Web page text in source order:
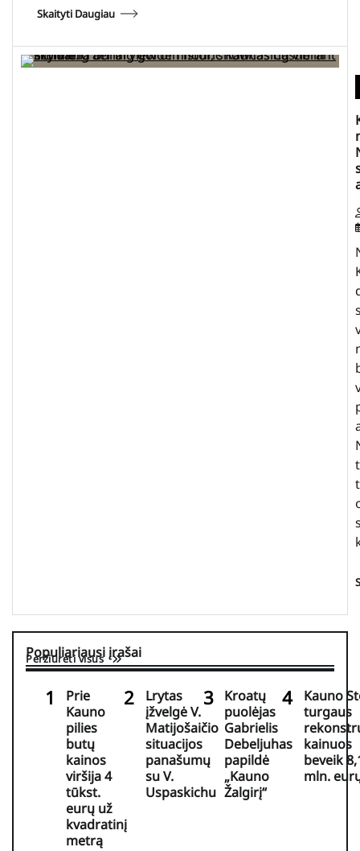
Skaityti Daugiau
Populiariausi įrašai
Peržiūrėti visus
Prie
Kauno
pilies
butų
kainos
viršija 4
tūkst.
eurų už
kvadratinį
metrą
Lrytas
įžvelgė V.
Matijošaičio
situacijos
panašumų
su V.
Uspaskichu
Kroatų
puolėjas
Gabrielis
Debeljuhas
papildė
„Kauno
Žalgirį“
Kauno
turgaus
kainuos
beveik
mln.